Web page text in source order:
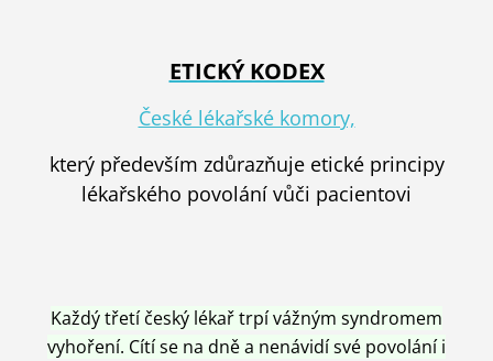
ETICKÝ KODEX
České lékařské komory,
který především zdůrazňuje etické principy
lékařského povolání vůči pacientovi
Každý třetí český lékař trpí vážným syndromem
vyhoření. Cítí se na dně a nenávidí své povolání i